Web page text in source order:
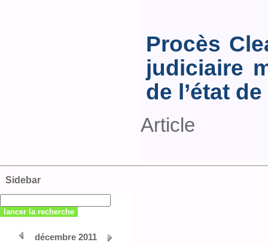
Procès
judiciaire
de l’état
Article
Sidebar
décembre 2011